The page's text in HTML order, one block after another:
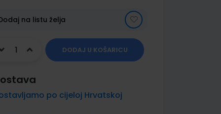
na listu želja
DODAJ U KOŠARICU
po cijeloj Hrvatskoj